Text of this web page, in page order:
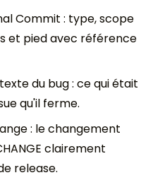
Commit : type, scope
et pied avec référence
du bug : ce qui était
qu'il ferme.
: le changement
clairement
release.